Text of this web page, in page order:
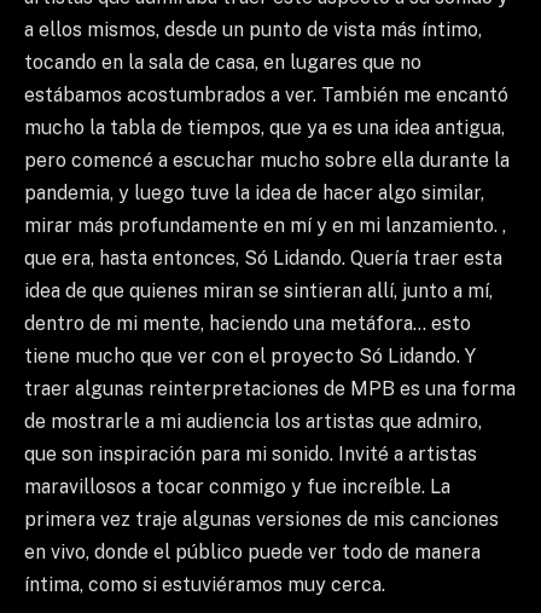
a ellos mismos, desde un punto de vista más íntimo,
tocando en la sala de casa, en lugares que no
estábamos acostumbrados a ver. También me encantó
mucho la tabla de tiempos, que ya es una idea antigua,
pero comencé a escuchar mucho sobre ella durante la
pandemia, y luego tuve la idea de hacer algo similar,
mirar más profundamente en mí y en mi lanzamiento. ,
que era, hasta entonces, Só Lidando. Quería traer esta
idea de que quienes miran se sintieran allí, junto a mí,
dentro de mi mente, haciendo una metáfora… esto
tiene mucho que ver con el proyecto Só Lidando. Y
traer algunas reinterpretaciones de MPB es una forma
de mostrarle a mi audiencia los artistas que admiro,
que son inspiración para mi sonido. Invité a artistas
maravillosos a tocar conmigo y fue increíble. La
primera vez traje algunas versiones de mis canciones
en vivo, donde el público puede ver todo de manera
íntima, como si estuviéramos muy cerca.